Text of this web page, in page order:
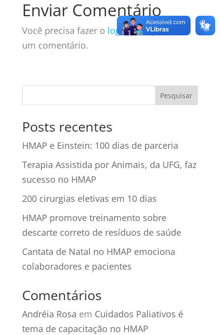
Enviar Comentário
Você precisa fazer o loginpara publicar
um comentário.
Posts recentes
HMAP e Einstein: 100 dias de parceria
Terapia Assistida por Animais, da UFG, faz
sucesso no HMAP
200 cirurgias eletivas em 10 dias
HMAP promove treinamento sobre
descarte correto de resíduos de saúde
Cantata de Natal no HMAP emociona
colaboradores e pacientes
Comentários
Andréia Rosa em Cuidados Paliativos é
tema de capacitação no HMAP